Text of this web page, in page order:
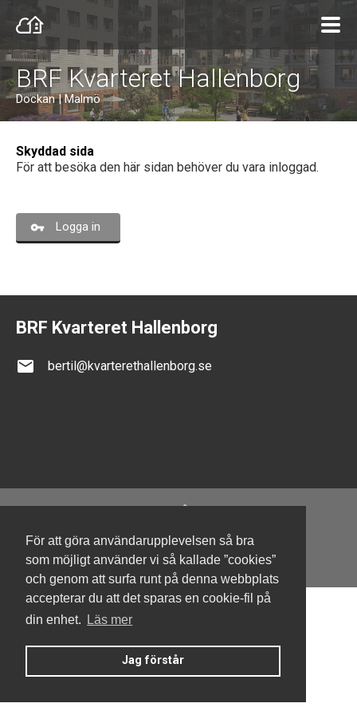
För att göra användarupplevelsen så bra
som möjligt använder vi så kallade ”cookies”
och genom att surfa runt på denna webbplats
accepterar du att det sparas en cookie-fil på
din enhet.
Läs mer
Jag förstår
BRF Kvarteret Hallenborg
Dockan | Malmö
Skyddad sida
För att besöka den här sidan behöver du vara inloggad.
Logga in
BRF Kvarteret Hallenborg
email bertil@kvarterethallenborg.se
Denna hemsida är byggd med Smart Brf ®